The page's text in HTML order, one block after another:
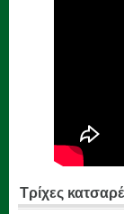
Τρίχες